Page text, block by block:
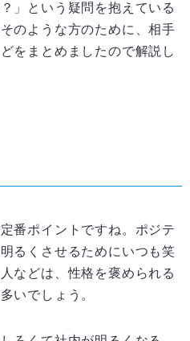
」という疑問を抱えている
のような方のために、相手
をまとめましたので解説し
番ポイントですね。ポジテ
るくさせるためにいつも笑
などは、性格を褒められる
いでしょう。